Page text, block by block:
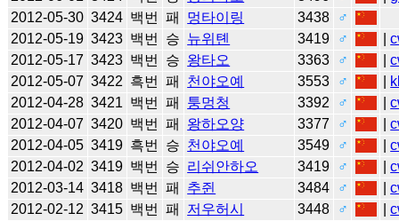
2012-05-30 3424 백번 패 멍타이링 3438
♂
2012-05-19 3423 백번 승 뉴위톈 3419 ♂ |
2012-05-17 3423 백번 승 왕타오 3363 ♂ |
2012-05-07 3422 흑번 패 천야오예 3553 ♂
2012-04-28 3421 백번 패 퉁멍청 3392 ♂ |
2012-04-07 3420 백번 패 왕하오양 3377 ♂ |
2012-04-05 3419 흑번 승 천야오예 3549 ♂ |
2012-04-02 3419 백번 승 리쉬안하오 3419 ♂ |
2012-03-14 3418 백번 패 추쥔 3484 ♂ |
2012-02-12 3415 백번 패 저우허시 3448 ♂ |